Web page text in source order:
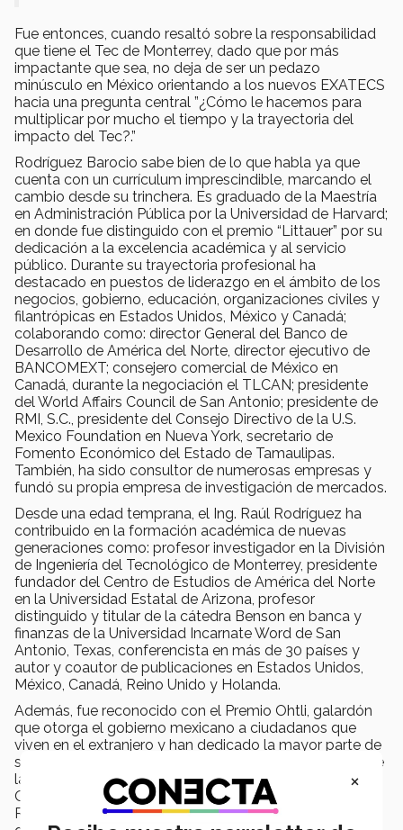
Fue entonces, cuando resaltó sobre la responsabilidad
que tiene el Tec de Monterrey, dado que por más
impactante que sea, no deja de ser un pedazo
minúsculo en México orientando a los nuevos EXATECS
hacia una pregunta central ”¿Cómo le hacemos para
multiplicar por mucho el tiempo y la trayectoria del
impacto del Tec?.”
Rodríguez Barocio sabe bien de lo que habla ya que
cuenta con un currículum imprescindible, marcando el
cambio desde su trinchera. Es graduado de la Maestría
en Administración Pública por la Universidad de Harvard;
en donde fue distinguido con el premio “Littauer” por su
dedicación a la excelencia académica y al servicio
público. Durante su trayectoria profesional ha
destacado en puestos de liderazgo en el ámbito de los
negocios, gobierno, educación, organizaciones civiles y
filantrópicas en Estados Unidos, México y Canadá;
colaborando como: director General del Banco de
Desarrollo de América del Norte, director ejecutivo de
BANCOMEXT; consejero comercial de México en
Canadá, durante la negociación el TLCAN; presidente
del World Affairs Council de San Antonio; presidente de
RMI, S.C., presidente del Consejo Directivo de la U.S.
Mexico Foundation en Nueva York, secretario de
Fomento Económico del Estado de Tamaulipas.
También, ha sido consultor de numerosas empresas y
fundó su propia empresa de investigación de mercados.
Desde una edad temprana, el Ing. Raúl Rodríguez ha
contribuido en la formación académica de nuevas
generaciones como: profesor investigador en la División
de Ingeniería del Tecnológico de Monterrey, presidente
fundador del Centro de Estudios de América del Norte
en la Universidad Estatal de Arizona, profesor
distinguido y titular de la cátedra Benson en banca y
finanzas de la Universidad Incarnate Word de San
Antonio, Texas, conferencista en más de 30 países y
autor y coautor de publicaciones en Estados Unidos,
México, Canadá, Reino Unido y Holanda.
Además, fue reconocido con el Premio Ohtli, galardón
que otorga el gobierno mexicano a ciudadanos que
viven en el extranjero y han dedicado la mayor parte de
su vida y actividad profesional en favor del bienestar de
las nuevas generaciones y con la Cruz Oficial de la
Orden del Mérito Civil, reconocimiento que concede el
Rey de España a ciudadanos españoles o extranjeros
×